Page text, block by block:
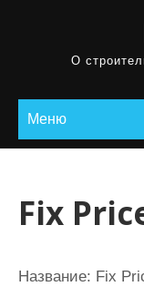
О
Меню
Fix
Название: Fix